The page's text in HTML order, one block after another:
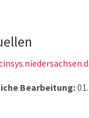
Bearbeitung: